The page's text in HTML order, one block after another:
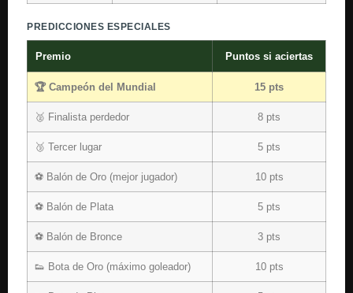
PREDICCIONES ESPECIALES
Premio Puntos si aciertas
🏆 Campeón del Mundial 15 pts
🥈 Finalista perdedor 8 pts
🥉 Tercer lugar 5 pts
⚽ Balón de Oro (mejor jugador) 10 pts
⚽ Balón de Plata 5 pts
⚽ Balón de Bronce 3 pts
👟 Bota de Oro (máximo goleador) 10 pts